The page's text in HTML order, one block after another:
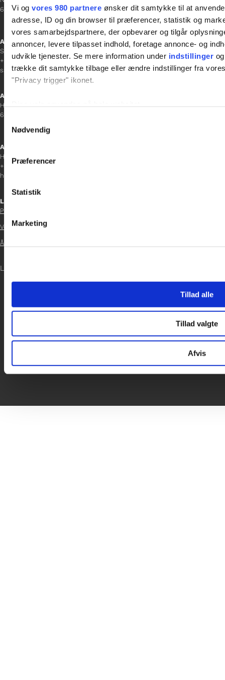
Vi og vores 980 partnere ønsker dit samtykke til at
adresse, ID og din browser til præferencer, statistik og
vores samarbejdspartnere, der opbevarer og tilgår
annoncer, levere tilpasset indhold, foretage annonce- og
udvikle tjenester. Se mere information under indstillinger
trække dit samtykke tilbage eller ændre indstillinger fra
"Privacy trigger" ikonet.
Vi bruger cookies til at tilpasse vores indhold og annoncer,
data med andre oplysninger, du har givet dem, eller som de
Nødvendig
Præferencer
Statistik
Marketing
Tillad alle
Tillad valgte
Afvis
6700 Esbjerg
Afdelingschef
Sanne Hansen
+45 23 69 19 35
sanne.h@gladfonden.dk
Aabenraa
H P Hanssens Gade 23, 2.
6200 Aabenraa
Afdelingschef
Helene Teichert
+45 29 37 32 41
helene.t@gladfonden.dk
Links
Persondatapolitik
Vedtægter
Årsrapport 2021
LOG IND
